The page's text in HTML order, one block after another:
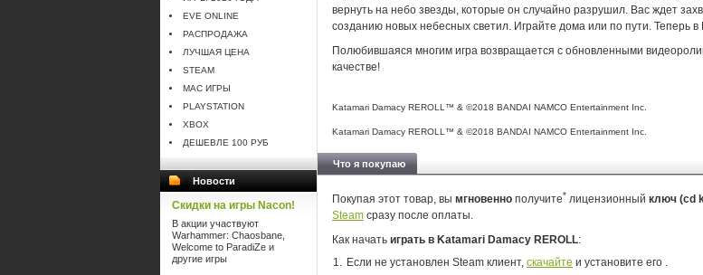
EVE ONLINE
РАСПРОДАЖА
ЛУЧШАЯ ЦЕНА
STEAM
MAC ИГРЫ
PLAYSTATION
XBOX
ДЕШЕВЛЕ 100 РУБ
Новости
Скидки на игры Nacon!
В акции участвуют
Warhammer: Chaosbane,
Welcome to ParadiZe и
другие игры
вернуть на небо звезды, которые он случайно разрушил. Вас ждет
созданию новых небесных светил. Играйте дома или по пути. Теперь в
Полюбившаяся многим игра возвращается с обновленными
качестве!
Katamari Damacy REROLL™ & ©2018 BANDAI NAMCO Entertainment Inc.
Katamari Damacy REROLL™ & ©2018 BANDAI NAMCO Entertainment Inc.
Что я покупаю
Покупая этот товар, вы мгновенно получите* лицензионный ключ (cd
Steam сразу после оплаты.
Как начать играть в Katamari Damacy REROLL:
Если не установлен Steam клиент, скачайте и установите его .